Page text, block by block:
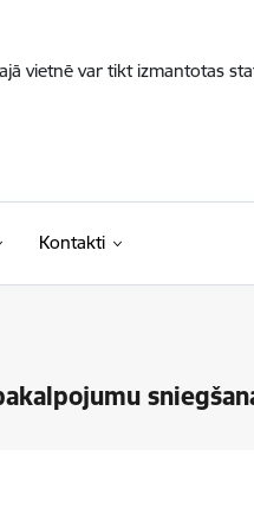
vietnē var tikt izmantotas
Kontakti